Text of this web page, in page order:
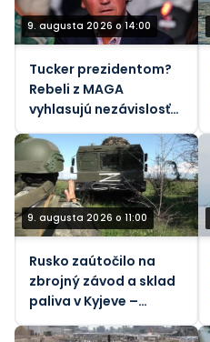
9. augusta 2026 o 14:00
Tucker prezidentom?
Rebeli z MAGA
vyhlasujú nezávislosť
9. augusta 2026 o 11:00
Rusko zaútočilo na
zbrojný závod a sklad
paliva v Kyjeve –
ministerstvo obrany